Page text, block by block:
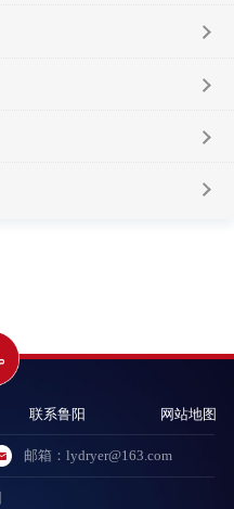
联系鲁阳 网站地图
邮箱：lydryer@163.com